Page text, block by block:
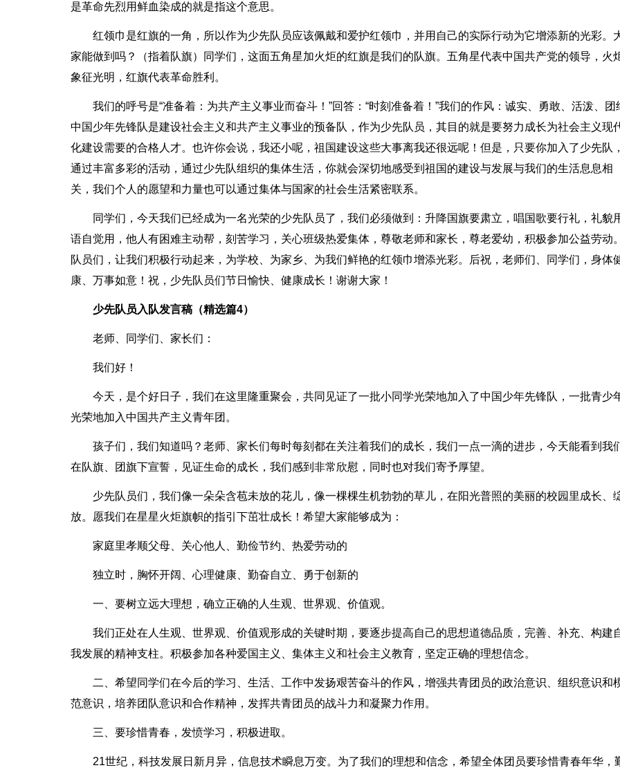
是革命先烈用鲜血染成的就是指这个意思。
红领巾是红旗的一角，所以作为少先队员应该佩戴和爱护红领巾，并用自己的实际行动为它增添新的光彩。
家能做到吗？（指着队旗）同学们，这面五角星加火炬的红旗是我们的队旗。五角星代表中国共产党的领导，火
象征光明，红旗代表革命胜利。
我们的呼号是“准备着：为共产主义事业而奋斗！”回答：“时刻准备着！”我们的作风：诚实、勇敢、活泼、团
中国少年先锋队是建设社会主义和共产主义事业的预备队，作为少先队员，其目的就是要努力成长为社会主义现
化建设需要的合格人才。也许你会说，我还小呢，祖国建设这些大事离我还很远呢！但是，只要你加入了少先队，
通过丰富多彩的活动，通过少先队组织的集体生活，你就会深切地感受到祖国的建设与发展与我们的生活息息相
关，我们个人的愿望和力量也可以通过集体与国家的社会生活紧密联系。
同学们，今天我们已经成为一名光荣的少先队员了，我们必须做到：升降国旗要肃立，唱国歌要行礼，礼貌
语自觉用，他人有困难主动帮，刻苦学习，关心班级热爱集体，尊敬老师和家长，尊老爱幼，积极参加公益劳动。
队员们，让我们积极行动起来，为学校、为家乡、为我们鲜艳的红领巾增添光彩。后祝，老师们、同学们，身体
康、万事如意！祝，少先队员们节日愉快、健康成长！谢谢大家！
少先队员入队发言稿（精选篇4）
老师、同学们、家长们：
我们好！
今天，是个好日子，我们在这里隆重聚会，共同见证了一批小同学光荣地加入了中国少年先锋队，一批青少
光荣地加入中国共产主义青年团。
孩子们，我们知道吗？老师、家长们每时每刻都在关注着我们的成长，我们一点一滴的进步，今天能看到我
在队旗、团旗下宣誓，见证生命的成长，我们感到非常欣慰，同时也对我们寄予厚望。
少先队员们，我们像一朵朵含苞未放的花儿，像一棵棵生机勃勃的草儿，在阳光普照的美丽的校园里成长、
放。愿我们在星星火炬旗帜的指引下茁壮成长！希望大家能够成为：
家庭里孝顺父母、关心他人、勤俭节约、热爱劳动的
独立时，胸怀开阔、心理健康、勤奋自立、勇于创新的
一、要树立远大理想，确立正确的人生观、世界观、价值观。
我们正处在人生观、世界观、价值观形成的关键时期，要逐步提高自己的思想道德品质，完善、补充、构建
我发展的精神支柱。积极参加各种爱国主义、集体主义和社会主义教育，坚定正确的理想信念。
二、希望同学们在今后的学习、生活、工作中发扬艰苦奋斗的作风，增强共青团员的政治意识、组织意识和
范意识，培养团队意识和合作精神，发挥共青团员的战斗力和凝聚力作用。
三、要珍惜青春，发愤学习，积极进取。
21世纪，科技发展日新月异，信息技术瞬息万变。为了我们的理想和信念，希望全体团员要珍惜青春年华，